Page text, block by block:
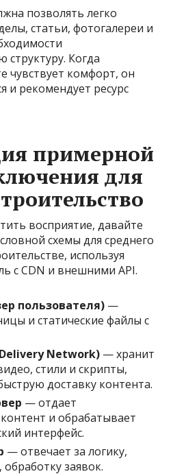
позволять легко
статьи, фотогалереи и
структуру. Когда
чувствует комфорт, он
и рекомендует ресурс
примерной
для
восприятие, давайте
схемы для среднего
используя
с CDN и внешними API.
пользователя) —
и статические файлы с
Network) — хранит
стили и скрипты,
доставку контента.
— отдает
и обрабатывает
интерфейс.
— отвечает за логику,
обработку заявок.